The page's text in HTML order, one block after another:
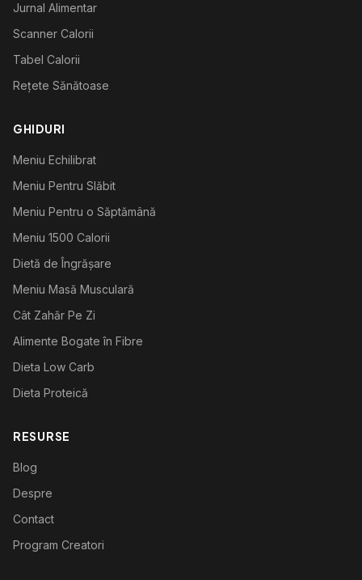
Jurnal Alimentar
Scanner Calorii
Tabel Calorii
Rețete Sănătoase
GHIDURI
Meniu Echilibrat
Meniu Pentru Slăbit
Meniu Pentru o Săptămână
Meniu 1500 Calorii
Dietă de Îngrășare
Meniu Masă Musculară
Cât Zahăr Pe Zi
Alimente Bogate în Fibre
Dieta Low Carb
Dieta Proteică
RESURSE
Blog
Despre
Contact
Program Creatori